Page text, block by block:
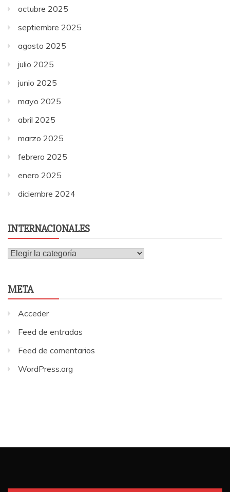
octubre 2025
septiembre 2025
agosto 2025
julio 2025
junio 2025
mayo 2025
abril 2025
marzo 2025
febrero 2025
enero 2025
diciembre 2024
INTERNACIONALES
Internacionales
META
Acceder
Feed de entradas
Feed de comentarios
WordPress.org